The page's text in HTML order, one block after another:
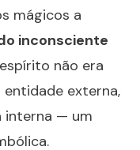
mágicos a
inconsciente
não era
externa,
interna — um